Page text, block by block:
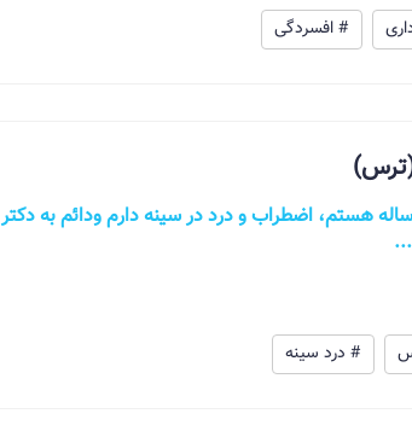
# افسردگی
با سلام اقایی 30 ساله هستم، اضطراب و درد در سینه دارم ودائم
# درد سینه